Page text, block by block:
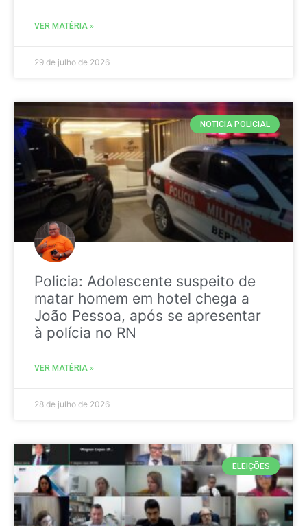
VER MATÉRIA »
29 de julho de 2026
NOTICIA POLICIAL
Policia: Adolescente suspeito de
matar homem em hotel chega a
João Pessoa, após se apresentar
à polícia no RN
VER MATÉRIA »
28 de julho de 2026
ELEIÇÕES